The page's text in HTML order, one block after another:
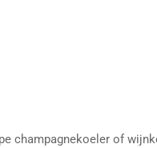
champagnekoeler of